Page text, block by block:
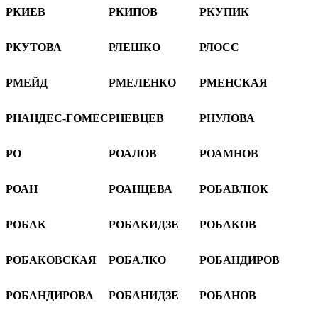
РКИЕВ РКИПОВ РКУПИК
РКУТОВА РЛЕШКО РЛОСС
РМЕЙД РМЕЛЕНКО РМЕНСКАЯ
РНАНДЕС-ГОМЕСРНЕВЦЕВ РНУЛОВА
РО РОАЛОВ РОАМНОВ
РОАН РОАНЦЕВА РОБАВЛЮК
РОБАК РОБАКИДЗЕ РОБАКОВ
РОБАКОВСКАЯ РОБАЛКО РОБАНДИРОВ
РОБАНДИРОВА РОБАНИДЗЕ РОБАНОВ